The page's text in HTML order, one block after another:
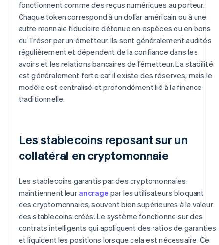
fonctionnent comme des reçus numériques au porteur.
Chaque token correspond à un dollar américain ou à une
autre monnaie fiduciaire détenue en espèces ou en bons
du Trésor par un émetteur. Ils sont généralement audités
régulièrement et dépendent de la confiance dans les
avoirs et les relations bancaires de l’émetteur. La stabilité
est généralement forte car il existe des réserves, mais le
modèle est centralisé et profondément lié à la finance
traditionnelle.
Les stablecoins reposant sur un
collatéral en cryptomonnaie
Les stablecoins garantis par des cryptomonnaies
maintiennent leur ancrage par les utilisateurs bloquant
des cryptomonnaies, souvent bien supérieures à la valeur
des stablecoins créés. Le système fonctionne sur des
contrats intelligents qui appliquent des ratios de garanties
et liquident les positions lorsque cela est nécessaire. Ce